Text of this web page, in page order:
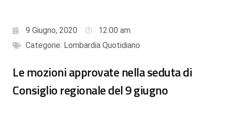
9 Giugno, 2020
12:00 am
Categorie: Lombardia Quotidiano
Le mozioni approvate nella seduta di
Consiglio regionale del 9 giugno